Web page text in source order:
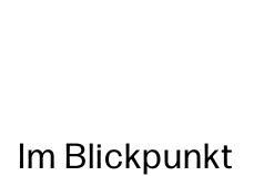
Im Blickpunkt